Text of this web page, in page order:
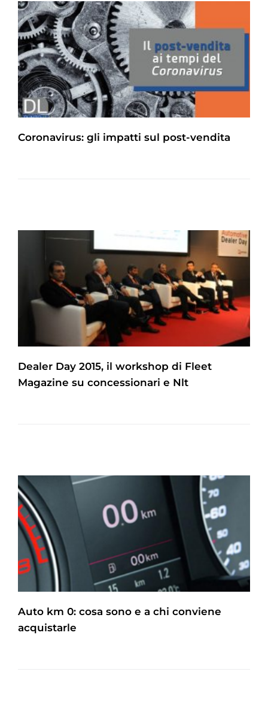
Coronavirus: gli impatti sul post-vendita
Dealer Day 2015, il workshop di Fleet
Magazine su concessionari e Nlt
Auto km 0: cosa sono e a chi conviene
acquistarle